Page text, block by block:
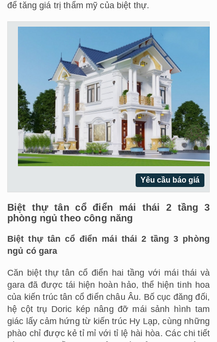
để tăng giá trị thẩm mỹ của biệt thự.
Yêu cầu báo giá
Biệt thự tân cổ điển mái thái 2 tầng 3
phòng ngủ theo công năng
Biệt thự tân cổ điển mái thái 2 tầng 3 phòng
ngủ có gara
Căn biệt thự tân cổ điển hai tầng với mái thái và
gara đã được tái hiện hoàn hảo, thể hiện tinh hoa
của kiến trúc tân cổ điển châu Âu. Bố cục đăng đối,
hệ cột trụ Doric kép nâng đỡ mái sảnh hình tam
giác lấy cảm hứng từ kiến trúc Hy Lạp, cùng những
phào chỉ được kẻ tỉ mỉ với tỉ lệ hài hòa. Các chi tiết